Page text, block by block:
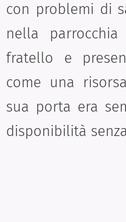
con problemi di
nella
fratello e
come una
sua porta era
disponibilità